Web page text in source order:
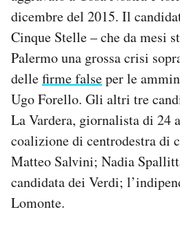
dicembre del 2015. Il
Cinque Stelle – che da mesi
Palermo una grossa crisi
dellefirme falseper le
Ugo Forello. Gli altri tre
La Vardera, giornalista di 24
coalizione di centrodestra di
Matteo Salvini; Nadia
candidata dei Verdi;
Lomonte.